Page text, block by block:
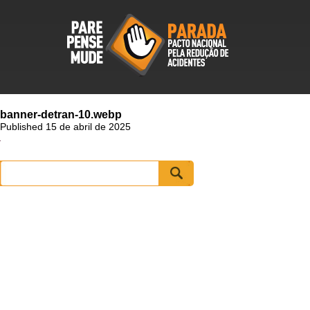
banner-detran-10.webp
Published 15 de abril de 2025
Pesquisar
por: